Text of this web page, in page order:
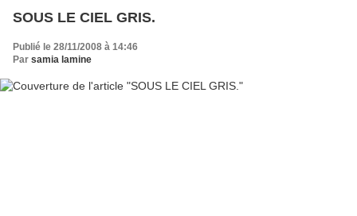
SOUS LE CIEL GRIS.
Publié le 28/11/2008 à 14:46
Par samia lamine